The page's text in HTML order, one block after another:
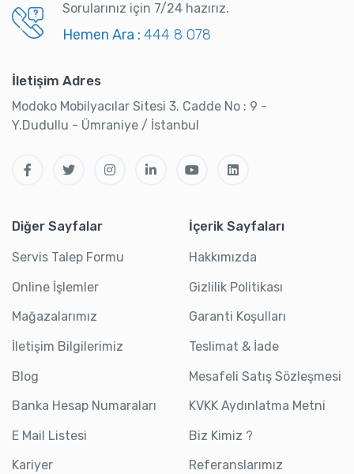
Sorularınız için 7/24 hazırız.
Hemen Ara : 444 8 078
İletişim Adres
Modoko Mobilyacılar Sitesi 3. Cadde No : 9 -
Y.Dudullu - Ümraniye / İstanbul
Diğer Sayfalar
Servis Talep Formu
Online İşlemler
Mağazalarımız
İletişim Bilgilerimiz
Blog
Banka Hesap Numaraları
E Mail Listesi
Kariyer
İçerik Sayfaları
Hakkımızda
Gizlilik Politikası
Garanti Koşulları
Teslimat & İade
Mesafeli Satış Sözleşmesi
KVKK Aydınlatma Metni
Biz Kimiz ?
Referanslarımız